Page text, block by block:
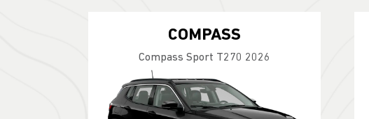
COMPASS
Compass Sport T270 2026